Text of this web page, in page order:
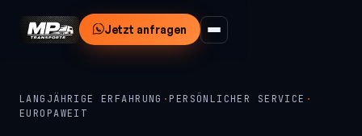
Jetzt anfragen
LANGJÄHRIGE ERFAHRUNG · PERSÖNLICHER SERVICE ·
EUROPAWEIT